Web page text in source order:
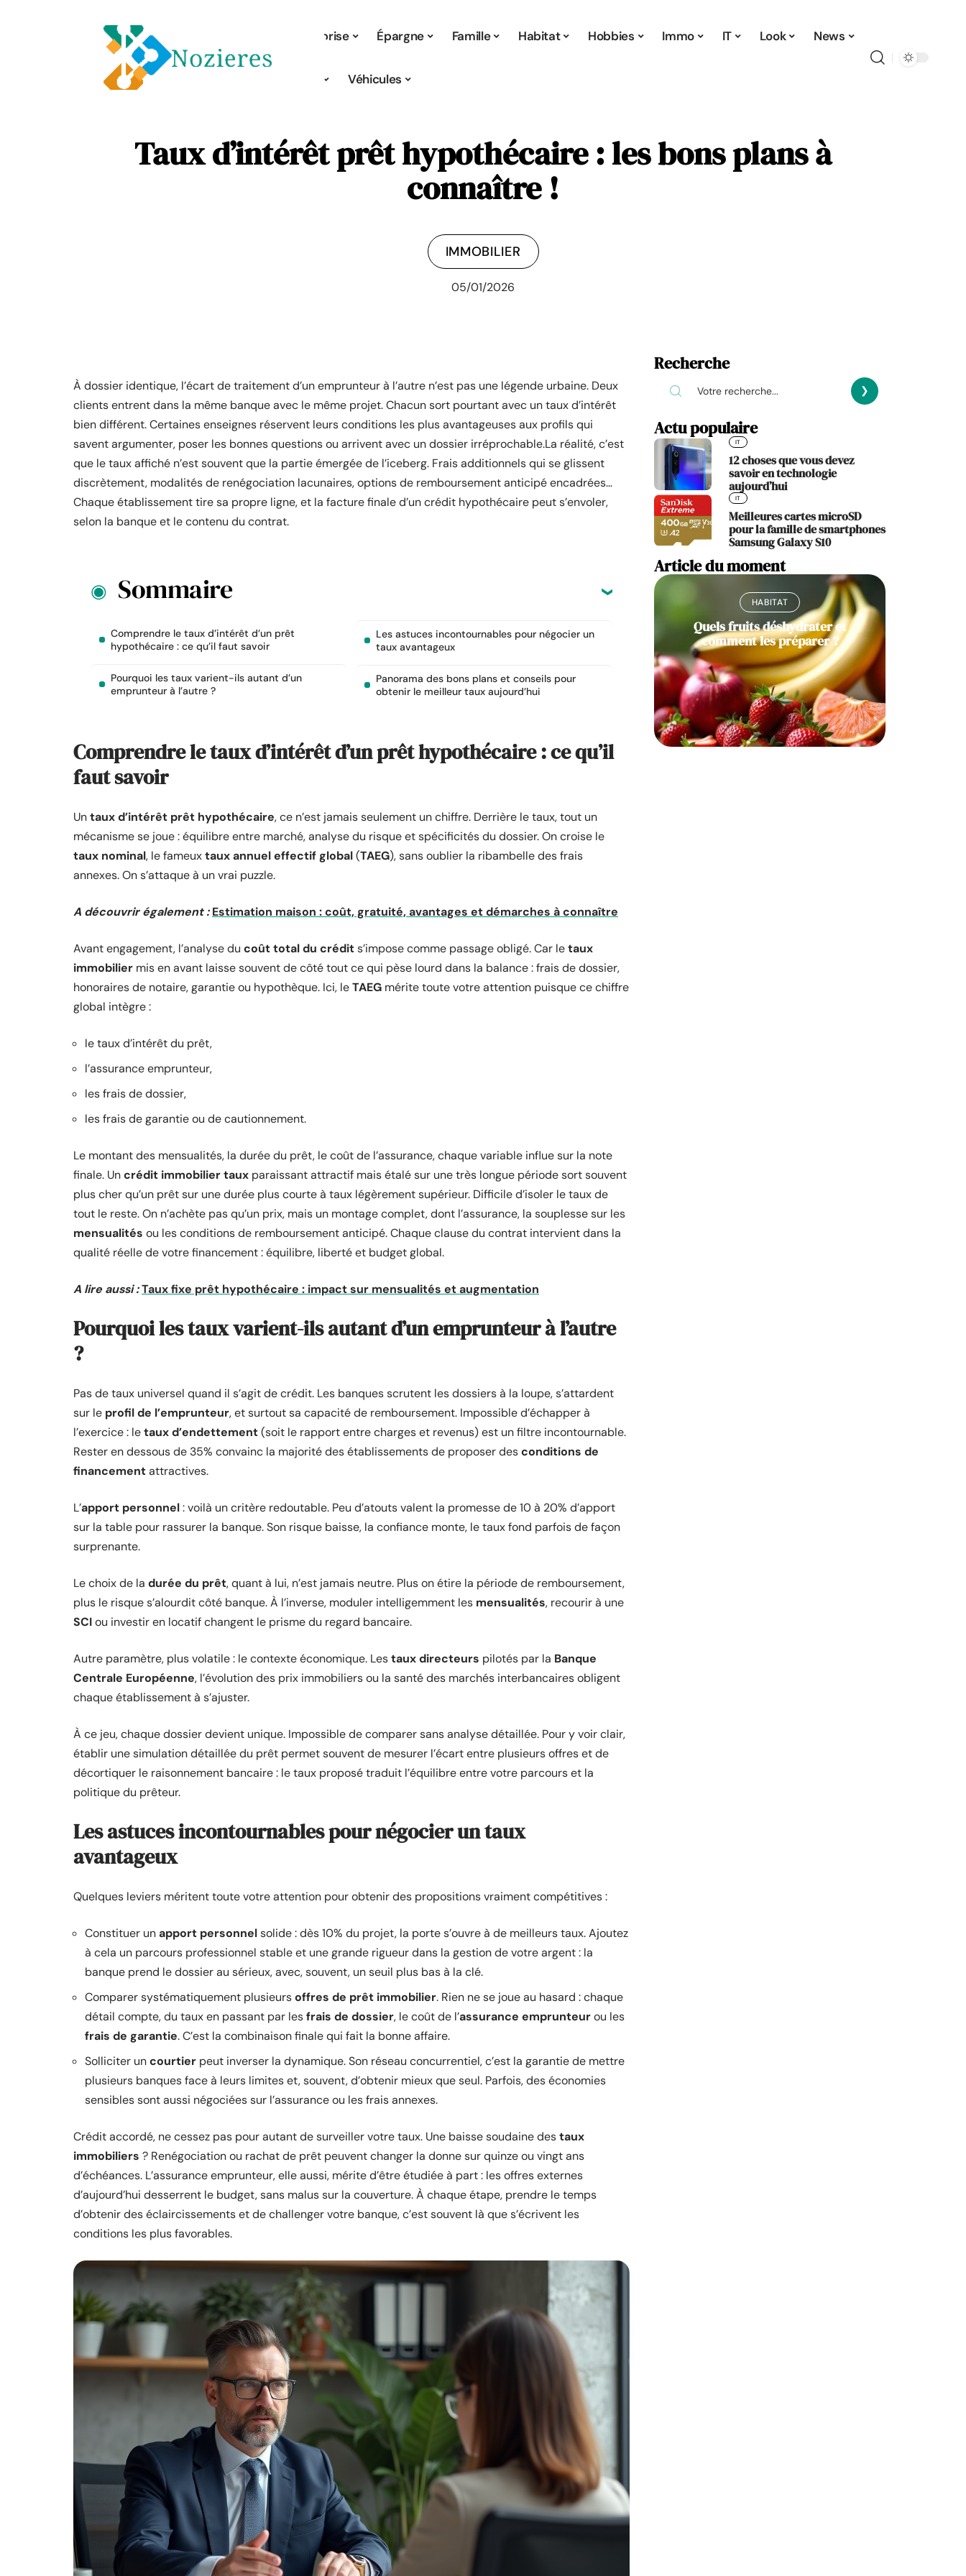
Entreprise Épargne Famille Habitat Hobbies Immo IT Look News
Véhicules
Taux d’intérêt prêt hypothécaire : les bons plans à
connaître !
IMMOBILIER
05/01/2026
À dossier identique, l’écart de traitement d’un emprunteur à l’autre n’est pas une légende urbaine. Deux
clients entrent dans la même banque avec le même projet. Chacun sort pourtant avec un taux d’intérêt
bien différent. Certaines enseignes réservent leurs conditions les plus avantageuses aux profils qui
savent argumenter, poser les bonnes questions ou arrivent avec un dossier irréprochable.La réalité, c’est
que le taux affiché n’est souvent que la partie émergée de l’iceberg. Frais additionnels qui se glissent
discrètement, modalités de renégociation lacunaires, options de remboursement anticipé encadrées…
Chaque établissement tire sa propre ligne, et la facture finale d’un crédit hypothécaire peut s’envoler,
selon la banque et le contenu du contrat.
Sommaire
Comprendre le taux d’intérêt d’un prêt
hypothécaire : ce qu’il faut savoir
Pourquoi les taux varient-ils autant d’un
emprunteur à l’autre ?
Les astuces incontournables pour négocier un
taux avantageux
Panorama des bons plans et conseils pour
obtenir le meilleur taux aujourd’hui
Comprendre le taux d’intérêt d’un prêt hypothécaire : ce qu’il
faut savoir
Untaux d’intérêt prêt hypothécaire, ce n’est jamais seulement un chiffre. Derrière le taux, tout un
mécanisme se joue : équilibre entre marché, analyse du risque et spécificités du dossier. On croise le
taux nominal, le fameuxtaux annuel effectif global(TAEG), sans oublier la ribambelle des frais
annexes. On s’attaque à un vrai puzzle.
A découvrir également : Estimation maison : coût, gratuité, avantages et démarches à connaître
Avant engagement, l’analyse du coût total du crédits’impose comme passage obligé. Car letaux
immobilier mis en avant laisse souvent de côté tout ce qui pèse lourd dans la balance : frais de dossier,
honoraires de notaire, garantie ou hypothèque. Ici, leTAEG mérite toute votre attention puisque ce chiffre
global intègre :
le taux d’intérêt du prêt,
l’assurance emprunteur,
les frais de dossier,
les frais de garantie ou de cautionnement.
Le montant des mensualités, la durée du prêt, le coût de l’assurance, chaque variable influe sur la note
finale. Uncrédit immobilier taux paraissant attractif mais étalé sur une très longue période sort souvent
plus cher qu’un prêt sur une durée plus courte à taux légèrement supérieur. Difficile d’isoler le taux de
tout le reste. On n’achète pas qu’un prix, mais un montage complet, dont l’assurance, la souplesse sur les
mensualités ou les conditions de remboursement anticipé. Chaque clause du contrat intervient dans la
qualité réelle de votre financement : équilibre, liberté et budget global.
A lire aussi :Taux fixe prêt hypothécaire : impact sur mensualités et augmentation
Pourquoi les taux varient-ils autant d’un emprunteur à l’autre
?
Pas de taux universel quand il s’agit de crédit. Les banques scrutent les dossiers à la loupe, s’attardent
sur le profil de l’emprunteur, et surtout sa capacité de remboursement. Impossible d’échapper à
l’exercice : letaux d’endettement(soit le rapport entre charges et revenus) est un filtre incontournable.
Rester en dessous de 35% convainc la majorité des établissements de proposer desconditions de
financementattractives.
L’apport personnel: voilà un critère redoutable. Peu d’atouts valent la promesse de 10 à 20% d’apport
sur la table pour rassurer la banque. Son risque baisse, la confiance monte, le taux fond parfois de façon
surprenante.
Le choix de la durée du prêt, quant à lui, n’est jamais neutre. Plus on étire la période de remboursement,
plus le risque s’alourdit côté banque. À l’inverse, moduler intelligemment les mensualités, recourir à une
SCIou investir en locatif changent le prisme du regard bancaire.
Autre paramètre, plus volatile : le contexte économique. Lestaux directeurs pilotés par la Banque
Centrale Européenne, l’évolution des prix immobiliers ou la santé des marchés interbancaires obligent
chaque établissement à s’ajuster.
À ce jeu, chaque dossier devient unique. Impossible de comparer sans analyse détaillée. Pour y voir clair,
établir une simulation détaillée du prêt permet souvent de mesurer l’écart entre plusieurs offres et de
décortiquer le raisonnement bancaire : le taux proposé traduit l’équilibre entre votre parcours et la
politique du prêteur.
Les astuces incontournables pour négocier un taux
avantageux
Quelques leviers méritent toute votre attention pour obtenir des propositions vraiment compétitives :
Constituer unapport personnelsolide : dès 10% du projet, la porte s’ouvre à de meilleurs taux. Ajoutez
à cela un parcours professionnel stable et une grande rigueur dans la gestion de votre argent : la
banque prend le dossier au sérieux, avec, souvent, un seuil plus bas à la clé.
Comparer systématiquement plusieursoffres de prêt immobilier. Rien ne se joue au hasard : chaque
détail compte, du taux en passant par lesfrais de dossier, le coût de l’assurance emprunteurou les
frais de garantie. C’est la combinaison finale qui fait la bonne affaire.
Solliciter uncourtier peut inverser la dynamique. Son réseau concurrentiel, c’est la garantie de mettre
plusieurs banques face à leurs limites et, souvent, d’obtenir mieux que seul. Parfois, des économies
sensibles sont aussi négociées sur l’assurance ou les frais annexes.
Crédit accordé, ne cessez pas pour autant de surveiller votre taux. Une baisse soudaine destaux
immobiliers ? Renégociation ou rachat de prêt peuvent changer la donne sur quinze ou vingt ans
d’échéances. L’assurance emprunteur, elle aussi, mérite d’être étudiée à part : les offres externes
d’aujourd’hui desserrent le budget, sans malus sur la couverture. À chaque étape, prendre le temps
d’obtenir des éclaircissements et de challenger votre banque, c’est souvent là que s’écrivent les
conditions les plus favorables.
Recherche
Actu populaire
IT
12 choses que vous devez
savoir en technologie
aujourd’hui
IT
Meilleures cartes microSD
pour la famille de smartphones
Samsung Galaxy S10
Article du moment
HABITAT
Quels fruits déshydrater et
comment les préparer ?